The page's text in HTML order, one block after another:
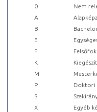
0
Nem
A
B
E
F
K
M
P
Doktori
S
X
Egyéb